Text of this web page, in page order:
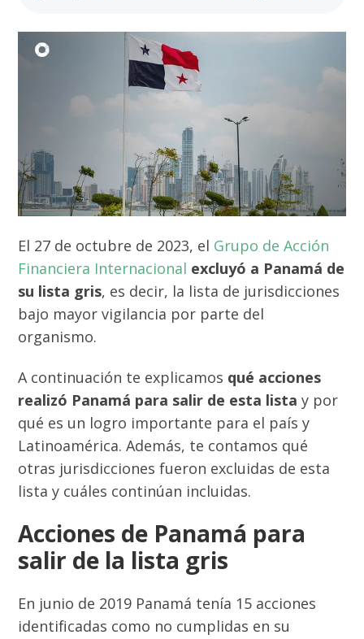
El 27 de octubre de 2023, el Grupo de Acción
Financiera Internacional excluyó a Panamá de
su lista gris, es decir, la lista de jurisdicciones
bajo mayor vigilancia por parte del
organismo.
A continuación te explicamos qué acciones
realizó Panamá para salir de esta lista y por
qué es un logro importante para el país y
Latinoamérica. Además, te contamos qué
otras jurisdicciones fueron excluidas de esta
lista y cuáles continúan incluidas.
Acciones de Panamá para
salir de la lista gris
En junio de 2019 Panamá tenía 15 acciones
identificadas como no cumplidas en su